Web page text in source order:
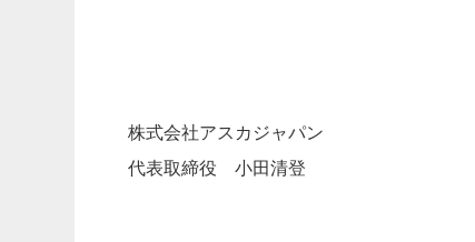
株式会社アスカジャパン
代表取締役 小田清登